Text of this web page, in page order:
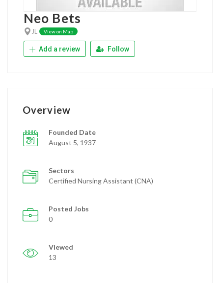
Neo Bets
JL View on Map
Add a review Follow
Overview
Founded Date
August 5, 1937
Sectors
Certified Nursing Assistant (CNA)
Posted Jobs
0
Viewed
13